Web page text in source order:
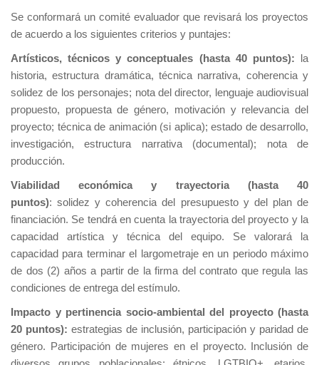
Se conformará un comité evaluador que revisará los proyectos
de acuerdo a los siguientes criterios y puntajes:
Artísticos, técnicos y conceptuales (hasta 40 puntos): la
historia, estructura dramática, técnica narrativa, coherencia y
solidez de los personajes; nota del director, lenguaje audiovisual
propuesto, propuesta de género, motivación y relevancia del
proyecto; técnica de animación (si aplica); estado de desarrollo,
investigación, estructura narrativa (documental); nota de
producción.
Viabilidad económica y trayectoria (hasta 40
puntos): solidez y coherencia del presupuesto y del plan de
financiación. Se tendrá en cuenta la trayectoria del proyecto y la
capacidad artística y técnica del equipo. Se valorará la
capacidad para terminar el largometraje en un periodo máximo
de dos (2) años a partir de la firma del contrato que regula las
condiciones de entrega del estímulo.
Impacto y pertinencia socio-ambiental del proyecto (hasta
20 puntos): estrategias de inclusión, participación y paridad de
género. Participación de mujeres en el proyecto. Inclusión de